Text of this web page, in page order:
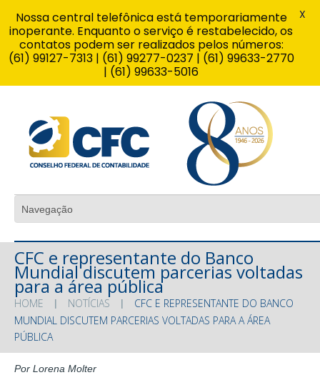
CFC e representante do Banco
Mundial discutem parcerias voltadas
para a área pública
HOME NOTÍCIAS
CFC E REPRESENTANTE DO BANCO
MUNDIAL DISCUTEM PARCERIAS VOLTADAS PARA A ÁREA
PÚBLICA
Por Lorena Molter
Nossa central telefônica está temporariamente
inoperante. Enquanto o serviço é restabelecido, os
contatos podem ser realizados pelos números:
(61) 99127-7313 | (61) 99277-0237 | (61) 99633-2770
| (61) 99633-5016
X